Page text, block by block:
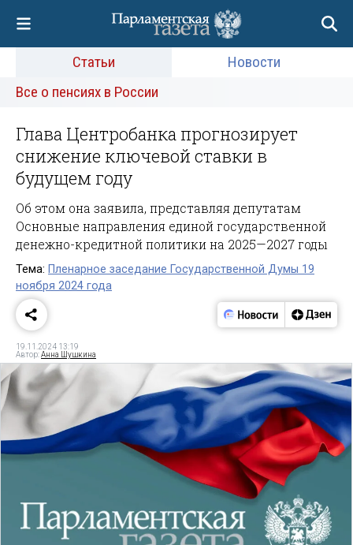
Статьи
Новости
Все о пенсиях в России
Глава Центробанка прогнозирует
снижение ключевой ставки в
будущем году
Об этом она заявила, представляя депутатам
Основные направления единой государственной
денежно-кредитной политики на 2025—2027 годы
Тема: Пленарное заседание Государственной Думы 19
ноября 2024 года
19.11.2024 13:19
Автор:Анна Шушкина